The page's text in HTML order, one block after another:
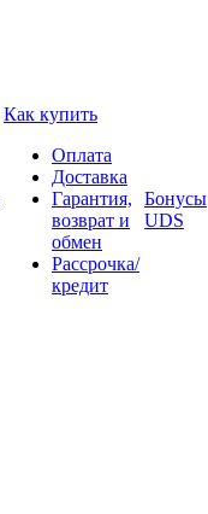
Как купить
Оплата
Доставка
Гарантия,
возврат и
обмен
Рассрочка/
кредит
Бонусы
UDS